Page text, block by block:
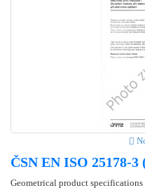
ČSN EN ISO 25178-3
Geometrical product specifications